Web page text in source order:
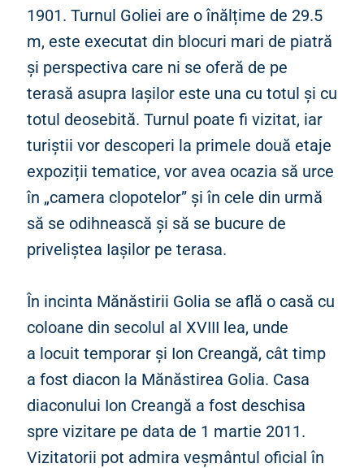
1901. Turnul Goliei are o înălțime de 29.5
m, este executat din blocuri mari de piatră
și perspectiva care ni se oferă de pe
terasă asupra Iașilor este una cu totul și cu
totul deosebită. Turnul poate fi vizitat, iar
turiștii vor descoperi la primele două etaje
expoziții tematice, vor avea ocazia să urce
în „camera clopotelor” și în cele din urmă
să se odihnească și să se bucure de
priveliștea Iașilor pe terasa.
În incinta Mănăstirii Golia se află o casă cu
coloane din secolul al XVIII lea, unde
a locuit temporar și Ion Creangă, cât timp
a fost diacon la Mănăstirea Golia. Casa
diaconului Ion Creangă a fost deschisa
spre vizitare pe data de 1 martie 2011.
Vizitatorii pot admira veșmântul oficial în